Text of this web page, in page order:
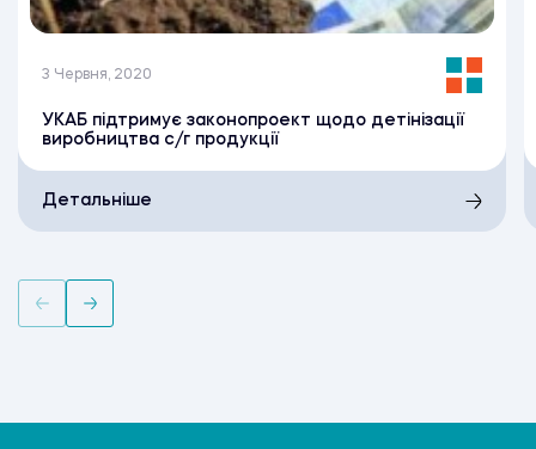
3 Червня, 2020
УКАБ підтримує законопроект щодо детінізації
виробництва с/г продукції
Детальніше